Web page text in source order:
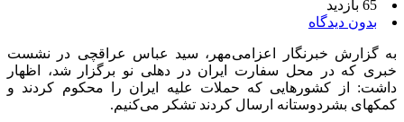
65 بازدید
بدون دیدگاه
به گزارش خبرنگار اعزامی‌مهر، سید عباس عراقچی در نشست
خبری که در محل سفارت ایران در دهلی نو برگزار شد، اظهار
داشت: از کشورهایی که حملات علیه ایران را محکوم کردند و
کمکهای بشردوستانه ارسال کردند تشکر می‌کنیم.